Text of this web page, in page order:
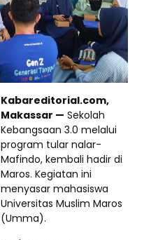
Kabareditorial.com,
Makassar — Sekolah
Kebangsaan 3.0 melalui
program tular nalar-
Mafindo, kembali hadir di
Maros. Kegiatan ini
menyasar mahasiswa
Universitas Muslim Maros
(Umma).